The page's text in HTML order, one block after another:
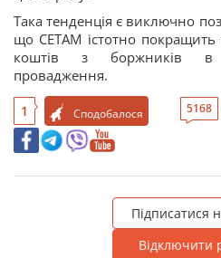
Така тенденція є виключно
що СЕТАМ істотно покращить
коштів з боржників в
провадження.
1 Сподобалося 5168
Підписатися
Відключити